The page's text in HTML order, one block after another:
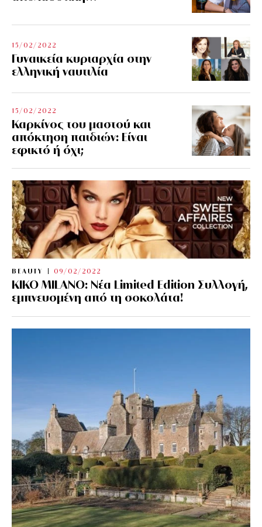
15/02/2022
Γυναικεία κυριαρχία στην
ελληνική ναυτιλία
15/02/2022
Καρκίνος του μαστού και
απόκτηση παιδιών: Είναι
εφικτό ή όχι;
BEAUTY 09/02/2022
KIKO MILANO: Νέα Limited Edition Συλλογή,
εμπνευσμένη από τη σοκολάτα!